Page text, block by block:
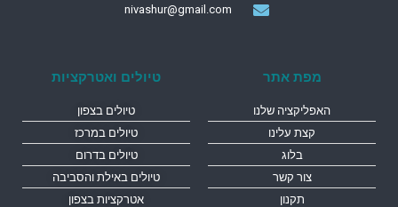
nivashur@gmail.com
מפת אתר
האפליקציה שלנו
קצת עלינו
בלוג
צור קשר
תקנון
טיולים ואטרקציות
טיולים בצפון
טיולים במרכז
טיולים בדרום
טיולים באילת והסביבה
אטרקציות בצפון